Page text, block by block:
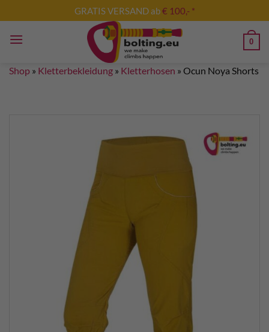
to
content
GRATIS VERSAND ab€ 100,- *
0
Shop » Kletterbekleidung » Kletterhosen » Ocun Noya Shorts